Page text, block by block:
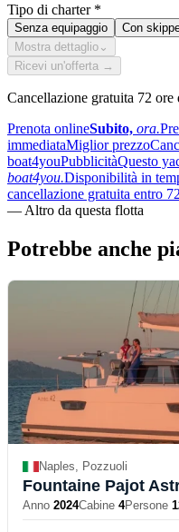
Tipo di charter *
Senza equipaggio Con
Mostra dettaglio ⌄
Ricevi un'offerta →
Cancellazione gratuita 72 ore
Prenota onlineSubito, ora.
immediataMiglior prezzo
boat4youPubblicitàQuesto
boat4you.Disponibilità in
cancellazione gratuita entro
— Altro da questa flotta
Potrebbe anche
Naples, Pozzuoli
Fountaine Pajot
Anno 2024Cabine 4Persone